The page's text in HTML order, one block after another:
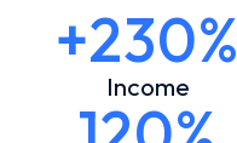
+230%
Income